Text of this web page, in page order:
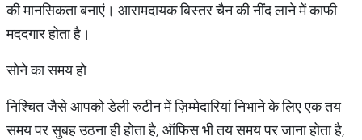
की मानसिकता बनाएं। आरामदायक बिस्तर चैन की नींद लाने में काफी
मददगार होता है।
सोने का समय हो
निश्चित जैसे आपको डेली रुटीन में ज़िम्मेदारियां निभाने के लिए एक तय
समय पर सुबह उठना ही होता है, ऑफिस भी तय समय पर जाना होता है,